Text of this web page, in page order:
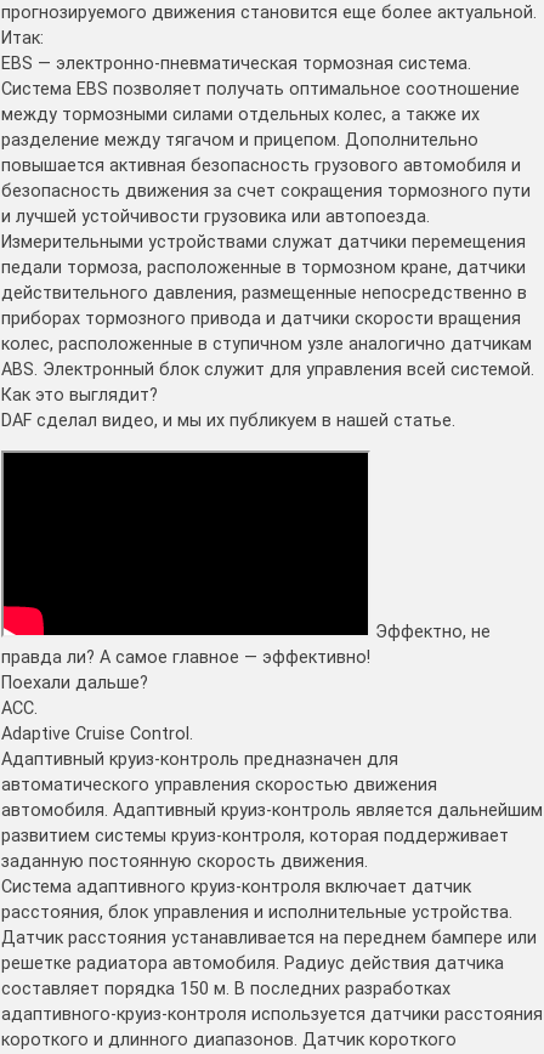
прогнозируемого движения становится еще более актуальной.
Итак:
EBS — электронно-пневматическая тормозная система.
Система EBS позволяет получать оптимальное соотношение
между тормозными силами отдельных колес, а также их
разделение между тягачом и прицепом. Дополнительно
повышается активная безопасность грузового автомобиля и
безопасность движения за счет сокращения тормозного пути
и лучшей устойчивости грузовика или автопоезда.
Измерительными устройствами служат датчики перемещения
педали тормоза, расположенные в тормозном кране, датчики
действительного давления, размещенные непосредственно в
приборах тормозного привода и датчики скорости вращения
колес, расположенные в ступичном узле аналогично датчикам
ABS. Электронный блок служит для управления всей системой.
Как это выглядит?
DAF сделал видео, и мы их публикуем в нашей статье.
Эффектно, не
правда ли? А самое главное — эффективно!
Поехали дальше?
ACC.
Adaptive Cruise Control.
Адаптивный круиз-контроль предназначен для
автоматического управления скоростью движения
автомобиля. Адаптивный круиз-контроль является дальнейшим
развитием системы круиз-контроля, которая поддерживает
заданную постоянную скорость движения.
Система адаптивного круиз-контроля включает датчик
расстояния, блок управления и исполнительные устройства.
Датчик расстояния устанавливается на переднем бампере или
решетке радиатора автомобиля. Радиус действия датчика
составляет порядка 150 м. В последних разработках
адаптивного-круиз-контроля используется датчики расстояния
короткого и длинного диапазонов. Датчик короткого